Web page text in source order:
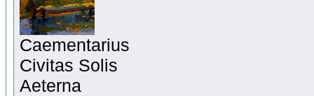
Сaementarius
Civitas Solis
Aeterna